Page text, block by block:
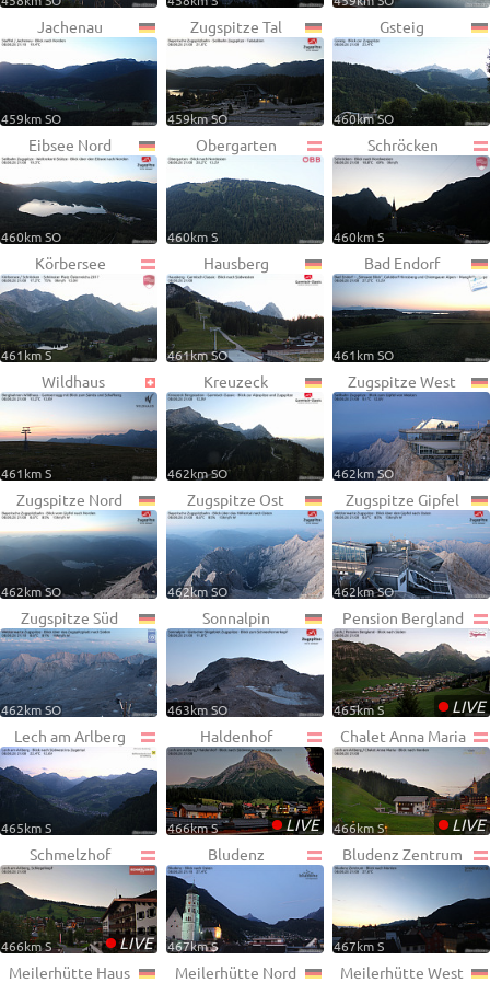
Jachenau
459km SO
Zugspitze Tal
459km SO
Gsteig
460km SO
Eibsee Nord
460km SO
Obergarten
460km S
Schröcken
460km S
Körbersee
461km S
Hausberg
461km SO
Bad Endorf
461km SO
Wildhaus
461km S
Kreuzeck
462km SO
Zugspitze West
462km SO
Zugspitze Nord
462km SO
Zugspitze Ost
462km SO
Zugspitze Gipfel
462km SO
Zugspitze Süd
462km SO
Sonnalpin
463km SO
Pension Bergland
•LIVE
465km S
Lech am Arlberg
465km S
Haldenhof
•LIVE
466km S
Chalet Anna Maria
•LIVE
466km S
Schmelzhof
•LIVE
466km S
Bludenz
467km S
Bludenz Zentrum
467km S
Meilerhütte Haus Meilerhütte Nord Meilerhütte West